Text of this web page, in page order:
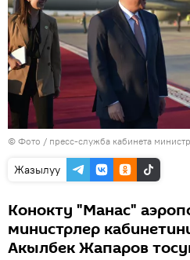
© Фото / пресс-служба кабинета
Жазылуу
Конокту "Манас"
министрлер
Акылбек Жапаров